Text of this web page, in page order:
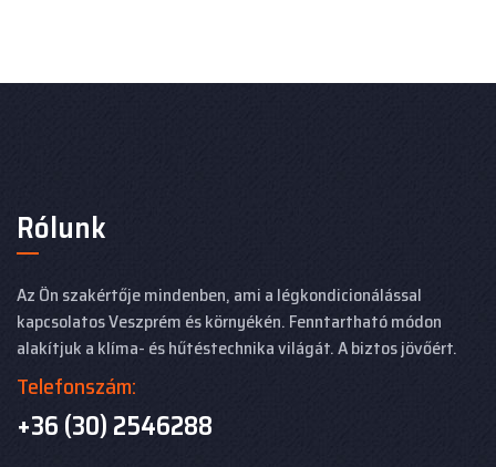
Rólunk
Az Ön szakértője mindenben, ami a légkondicionálással
kapcsolatos Veszprém és környékén. Fenntartható módon
alakítjuk a klíma- és hűtéstechnika világát. A biztos jövőért.
Telefonszám:
+36 (30) 2546288